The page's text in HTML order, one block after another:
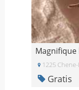
1225
Gratis